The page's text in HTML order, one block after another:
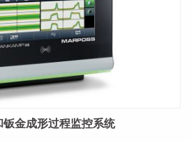
金成形过程监控系统